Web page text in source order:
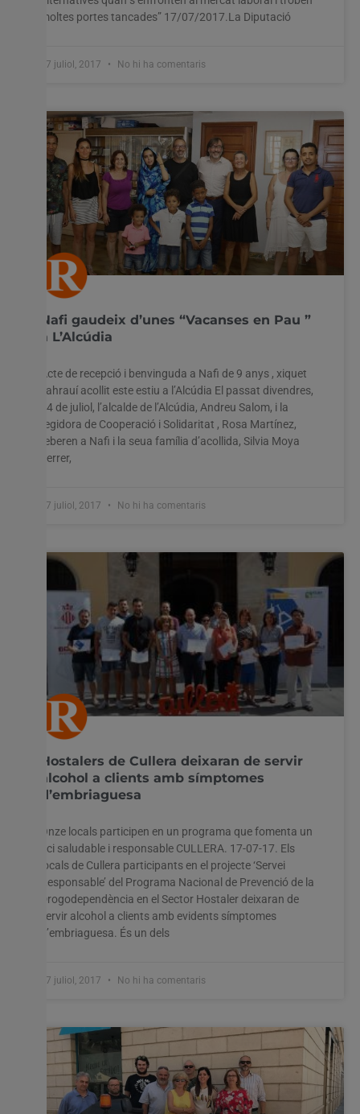
moltes portes tancades” 17/07/2017.La Diputació
17 juliol, 2017 No hi ha comentaris
Nafi gaudeix d’unes “Vacanses en Pau ”
a L’Alcúdia
Acte de recepció i benvinguda a Nafi de 9 anys , xiquet
sahrauí acollit este estiu a l’Alcúdia El passat divendres,
14 de juliol, l’alcalde de l’Alcúdia, Andreu Salom, i la
regidora de Cooperació i Solidaritat , Rosa Martínez,
reberen a Nafi i la seua família d’acollida, Silvia Moya
Ferrer,
17 juliol, 2017 No hi ha comentaris
Hostalers de Cullera deixaran de servir
alcohol a clients amb símptomes
d’embriaguesa
Onze locals participen en un programa que fomenta un
oci saludable i responsable CULLERA. 17-07-17. Els
locals de Cullera participants en el projecte ‘Servei
Responsable’ del Programa Nacional de Prevenció de la
Drogodependència en el Sector Hostaler deixaran de
servir alcohol a clients amb evidents símptomes
d’embriaguesa. És un dels
17 juliol, 2017 No hi ha comentaris
Utilitzem cookies al nostre lloc web per oferir-vos
l'ús de TOTES les cookies. Tanmateix, podeu visitar
"Configuració de les galetes" per proporcionar un
consentiment controlat.
Configuració cookies Accepta tot